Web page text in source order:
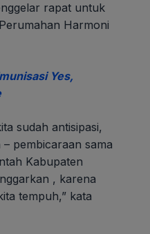
rapat untuk
Harmoni
Yes,
sudah antisipasi,
pembicaraan sama
Kabupaten
, karena
tempuh,” kata